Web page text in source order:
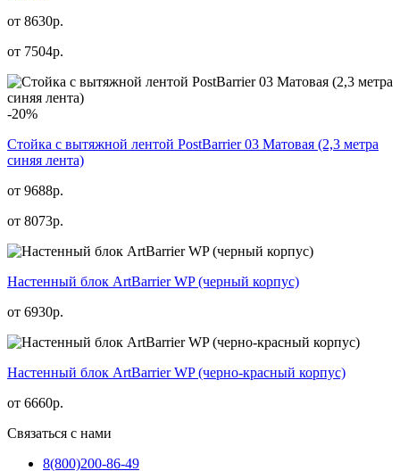
от 8630р.
от 7504р.
-20%
Стойка с вытяжной лентой PostBarrier 03 Матовая (2,3 метра
синяя лента)
от 9688р.
от 8073р.
Настенный блок ArtBarrier WP (черный корпус)
от 6930р.
Настенный блок ArtBarrier WP (черно-красный корпус)
от 6660р.
Связаться с нами
8(800)200-86-49